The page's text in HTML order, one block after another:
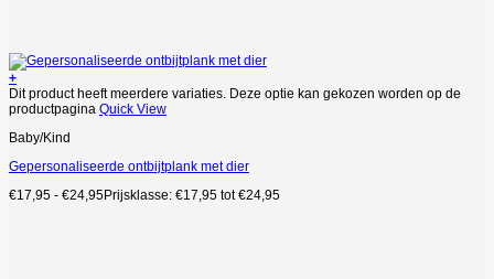
+
Dit product heeft meerdere variaties. Deze optie kan gekozen worden op de
productpagina Quick View
Baby/Kind
Gepersonaliseerde ontbijtplank met dier
€17,95 - €24,95Prijsklasse: €17,95 tot €24,95